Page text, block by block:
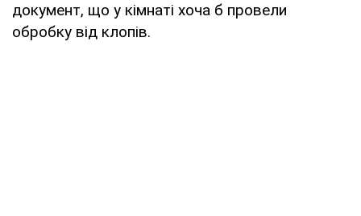
документ, що у кімнаті хоча б провели
обробку від клопів.